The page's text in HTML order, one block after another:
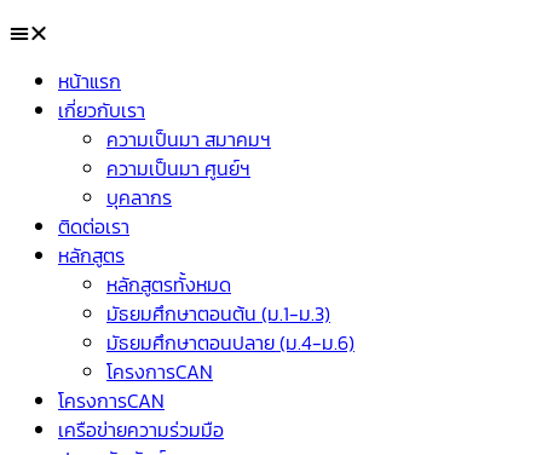
หน้าแรก
เกี่ยวกับเรา
ความเป็นมา สมาคมฯ
ความเป็นมา ศูนย์ฯ
บุคลากร
ติดต่อเรา
หลักสูตร
หลักสูตรทั้งหมด
มัธยมศึกษาตอนต้น (ม.1-ม.3)
มัธยมศึกษาตอนปลาย (ม.4-ม.6)
โครงการCAN
โครงการCAN
เครือข่ายความร่วมมือ